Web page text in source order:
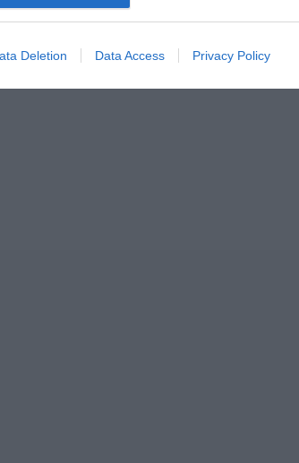
Deletion Data Access Privacy Policy